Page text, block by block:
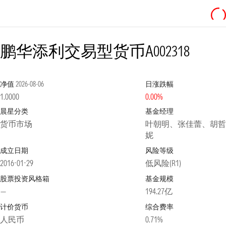
鹏华添利交易型货币A002318
净值 2026-08-06
1.0000
日涨跌幅
0.00%
晨星分类
货币市场
基金经理
叶朝明、张佳蕾、胡哲
妮
成立日期
2016-01-29
风险等级
低风险(R1)
股票投资风格箱
—
基金规模
194.27亿
计价货币
人民币
综合费率
0.71%